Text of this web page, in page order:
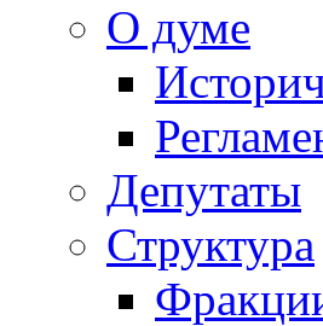
О думе
Депутаты
Структура